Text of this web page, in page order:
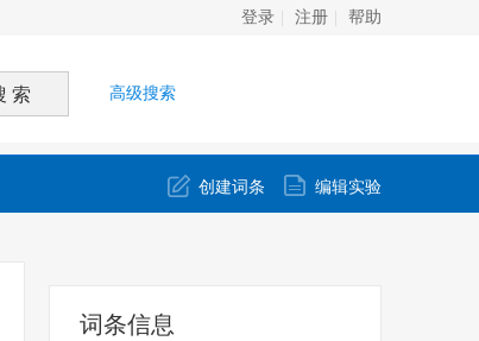
登录 注册 帮助
高级搜索
创建词条 编辑实验
词条信息